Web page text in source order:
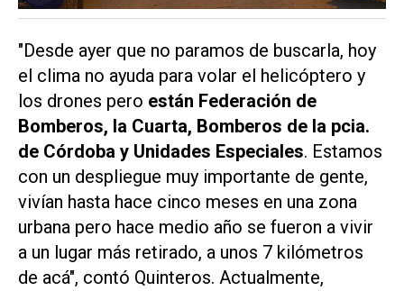
"Desde ayer que no paramos de buscarla, hoy
el clima no ayuda para volar el helicóptero y
los drones pero están Federación de
Bomberos, la Cuarta, Bomberos de la pcia.
de Córdoba y Unidades Especiales. Estamos
con un despliegue muy importante de gente,
vivían hasta hace cinco meses en una zona
urbana pero hace medio año se fueron a vivir
a un lugar más retirado, a unos 7 kilómetros
de acá", contó Quinteros. Actualmente,